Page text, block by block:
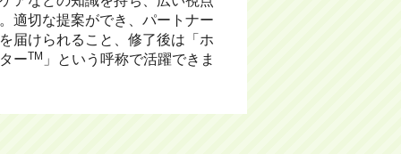
適切な提案ができ、パートナー
届けられること、修了後は「ホ
ーTM 」という呼称で活躍できま